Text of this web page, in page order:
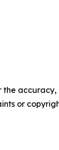
the accuracy,
or